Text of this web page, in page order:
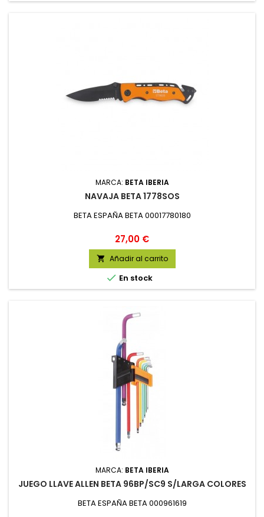
MARCA: BETA IBERIA
NAVAJA BETA 1778SOS
BETA ESPAÑA BETA 00017780180
Precio
27,00 €
 Añadir al carrito
 En stock
MARCA: BETA IBERIA
JUEGO LLAVE ALLEN BETA 96BP/SC9 S/LARGA COLORES
BETA ESPAÑA BETA 000961619